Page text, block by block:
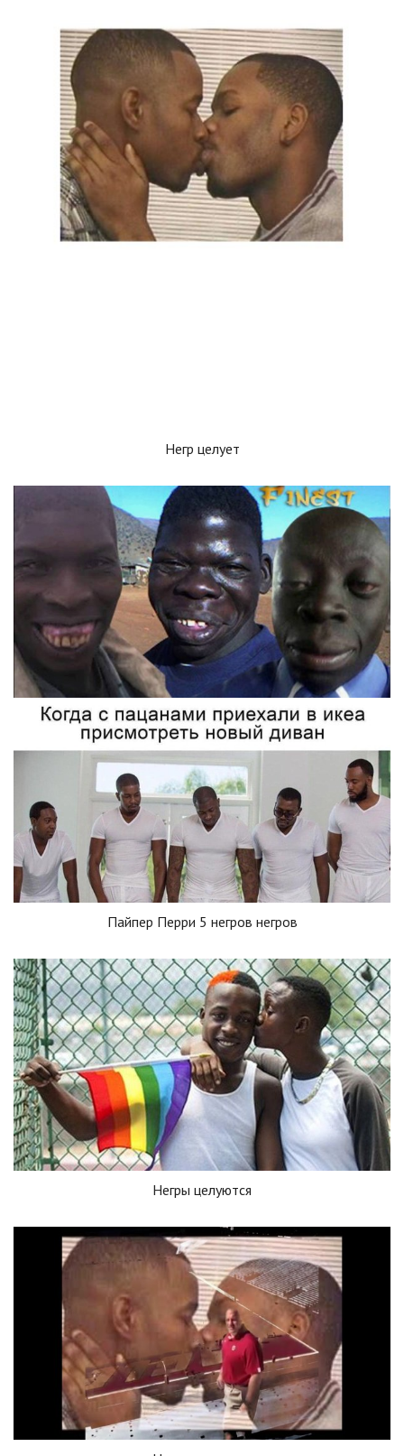
Негр целует
Пайпер Перри 5 негров негров
Негры целуются